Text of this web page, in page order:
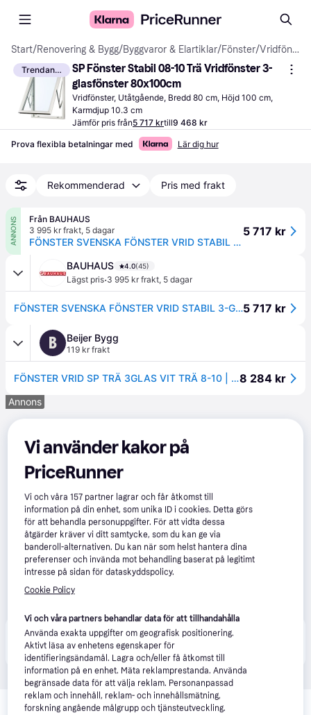
Start/Renovering & Bygg/Byggvaror & Elartiklar/Fönster/ Vridfönster
Trendande
SP Fönster Stabil 08-10 Trä Vridfönster 3-
glasfönster 80x100cm
Vridfönster, Utåtgående, Bredd 80 cm, Höjd 100 cm,
Karmdjup 10.3 cm
Jämför pris från5 717 krtill9 468 kr
Prova flexibla betalningar med Lär dig hur
Rekommenderad Pris med frakt
ANNONS
Från BAUHAUS
3 995 kr frakt, 5 dagar
FÖNSTER SVENSKA FÖNSTER VRID STABIL 3-GLAS 8X10 VIT
5 717 kr
BAUHAUS 4.0(45)
Lägst pris·3 995 kr frakt, 5 dagar
FÖNSTER SVENSKA FÖNSTER VRID STABIL 3-GLAS 8X10 VIT5 717 kr
B Beijer Bygg
119 kr frakt
FÖNSTER VRID SP TRÄ 3GLAS VIT TRÄ 8-10 | Beijerbygg Byggmaterial8 284 kr
Annons
Produkten finns även hos 1 butik som valt att inte
samarbeta med PriceRunner.
Relaterade produkter
Vi använder kakor på
PriceRunner
Vi och våra157 partner lagrar och får åtkomst till
information på din enhet, som unika ID i cookies. Detta görs
för att behandla personuppgifter. För att vidta dessa
åtgärder kräver vi ditt samtycke, som du kan ge via
banderoll-alternativen. Du kan när som helst hantera dina
preferenser och invända mot behandling baserat på legitimt
intresse på sidan för dataskyddspolicy.
Cookie Policy
Vi och våra partners behandlar data för att tillhandahålla
Använda exakta uppgifter om geografisk positionering.
Aktivt läsa av enhetens egenskaper för
identifieringsändamål. Lagra och/eller få åtkomst till
information på en enhet. Mäta reklamprestanda. Använda
begränsade data för att välja reklam. Personanpassad
reklam och innehåll, reklam- och innehållsmätning,
forskning angående målgrupp och tjänsteutveckling.